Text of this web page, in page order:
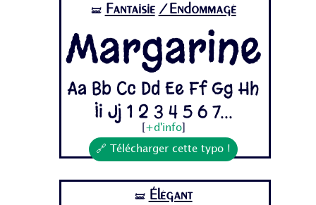
🝛 Fantaisie /Endommagé
Margarine
Aa Bb Cc Dd Ee Ff Gg Hh
Ii Jj 1 2 3 4 5 6 7...
+d'info]
🔗 Télécharger cette typo !
🝛 Élégant